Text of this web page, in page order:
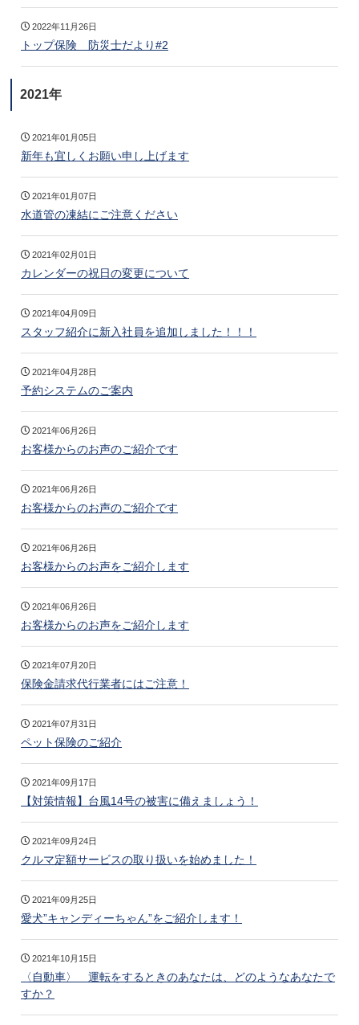
2022年11月26日
トップ保険 防災士だより#2
2021年
2021年01月05日
新年も宜しくお願い申し上げます
2021年01月07日
水道管の凍結にご注意ください
2021年02月01日
カレンダーの祝日の変更について
2021年04月09日
スタッフ紹介に新入社員を追加しました！！！
2021年04月28日
予約システムのご案内
2021年06月26日
お客様からのお声のご紹介です
2021年06月26日
お客様からのお声のご紹介です
2021年06月26日
お客様からのお声をご紹介します
2021年06月26日
お客様からのお声をご紹介します
2021年07月20日
保険金請求代行業者にはご注意！
2021年07月31日
ペット保険のご紹介
2021年09月17日
【対策情報】台風14号の被害に備えましょう！
2021年09月24日
クルマ定額サービスの取り扱いを始めました！
2021年09月25日
愛犬”キャンディーちゃん”をご紹介します！
2021年10月15日
〈自動車〉 運転をするときのあなたは、どのようなあなたで
すか？